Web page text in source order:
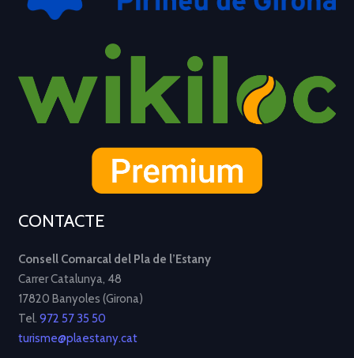
CONTACTE
Consell Comarcal del Pla de l’Estany
Carrer Catalunya, 48
17820 Banyoles (Girona)
Tel. 972 57 35 50
turisme@plaestany.cat